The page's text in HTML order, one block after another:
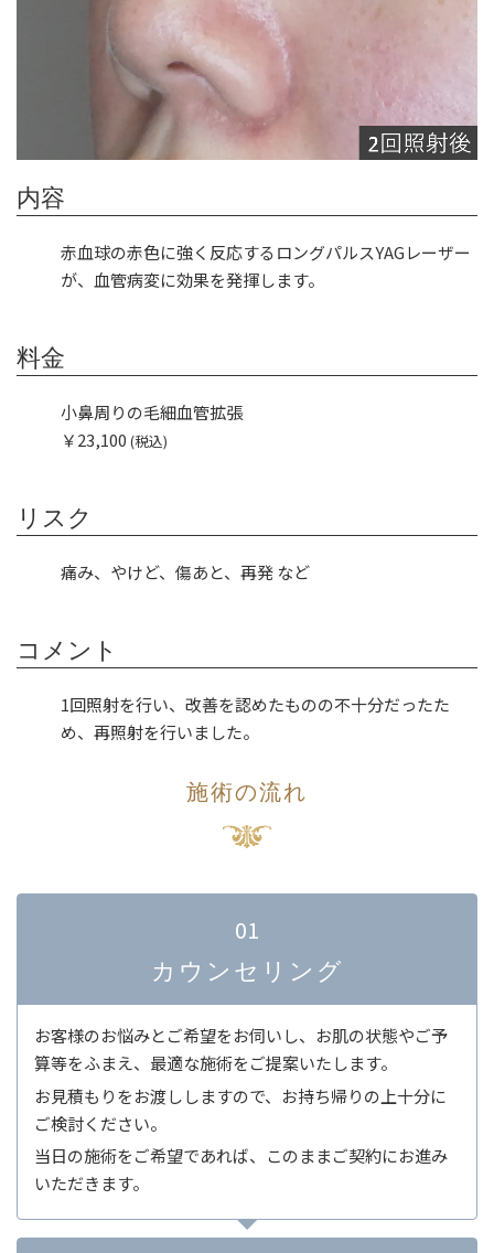
内容
赤血球の赤色に強く反応するロングパルスYAGレーザー
が、血管病変に効果を発揮します。
料金
小鼻周りの毛細血管拡張
￥23,100 (税込)
リスク
痛み、やけど、傷あと、再発 など
コメント
1回照射を行い、改善を認めたものの不十分だったた
め、再照射を行いました。
施術の流れ
01
カウンセリング
お客様のお悩みとご希望をお伺いし、お肌の状態やご予
算等をふまえ、最適な施術をご提案いたします。
お見積もりをお渡ししますので、お持ち帰りの上十分に
ご検討ください。
当日の施術をご希望であれば、このままご契約にお進み
いただきます。